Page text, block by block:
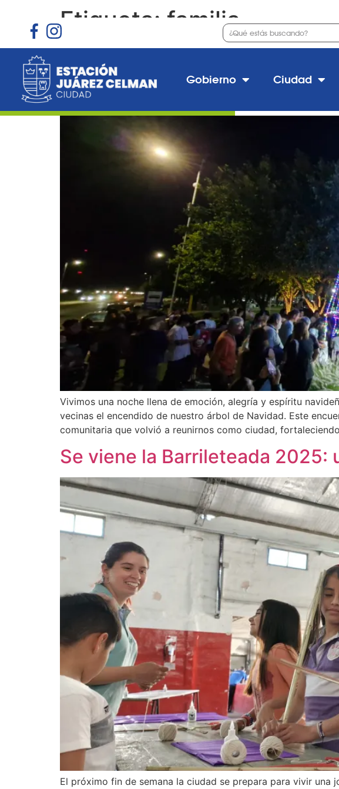
Gobierno Ciudad
Etiqueta: familia
Encendimos nuestro árbol de
Juárez Celman
Vivimos una noche llena de emoción, alegría y espíritu
vecinas el encendido de nuestro árbol de Navidad. Este
comunitaria que volvió a reunirnos como ciudad,
Se viene la Barrileteada 2025:
El próximo fin de semana la ciudad se prepara para vivir